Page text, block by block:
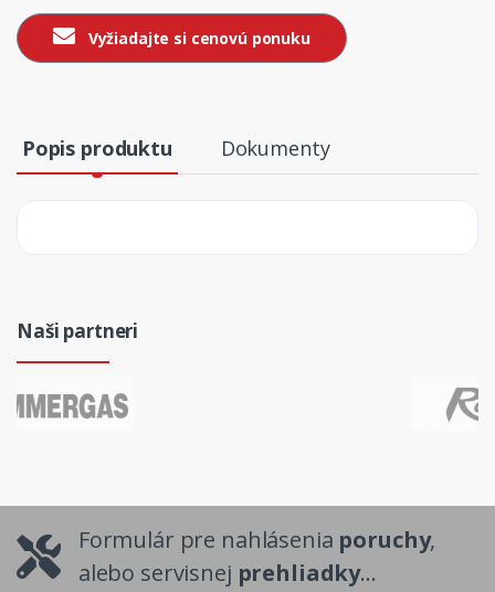
Vyžiadajte si cenovú ponuku
Popis produktu Dokumenty
Naši partneri
Formulár pre nahlásenia poruchy,
alebo servisnej prehliadky...